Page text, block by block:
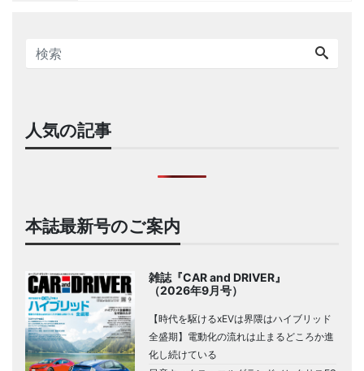
人気の記事
本誌最新号のご案内
雑誌『CAR and DRIVER』
（2026年9月号）
【時代を駆けるxEVは界隈はハイブリッド
全盛期】電動化の流れは止まるどころか進
化し続けている